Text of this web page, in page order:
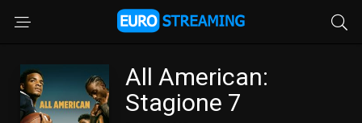
All American:
Stagione 7